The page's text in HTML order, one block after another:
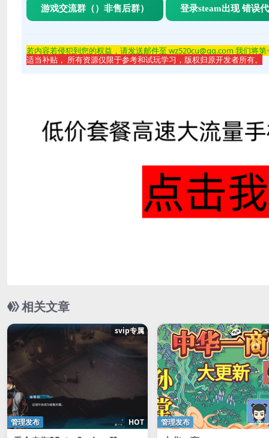
游戏交流群（）非售后群） 登录steam出现 错误
若内容若侵犯到您的权益，请发送邮件至 wz520cu@qq.com 我们将
适当补贴， 所有资源仅限于参考和试玩学习，版权归原开发者所有。
相关文章
svip专属
HOT
管理发布 管理发布